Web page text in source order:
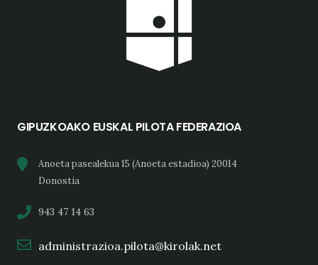
GIPUZKOAKO EUSKAL PILOTA FEDERAZIOA
Anoeta pasealekua 15 (Anoeta estadioa) 20014
Donostia
943 47 14 63
administrazioa.pilota@kirolak.net